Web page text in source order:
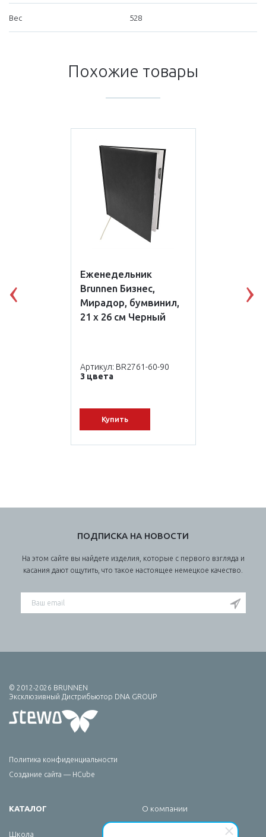
Вес 528
Похожие товары
Еженедельник
Brunnen Бизнес,
Мирадор, бумвинил,
21 х 26 см Черный
Артикул: BR2761-60-90
3 цвета
Купить
ПОДПИСКА НА НОВОСТИ
На этом сайте вы найдете изделия, которые с первого взгляда и
касания дают ощутить, что такое настоящее немецкое качество.
© 2012-2026 BRUNNEN
Эксклюзивный Дистрибьютор DNA GROUP
Политика конфиденциальности
Создание сайта — HCube
КАТАЛОГ
Школа
О компании